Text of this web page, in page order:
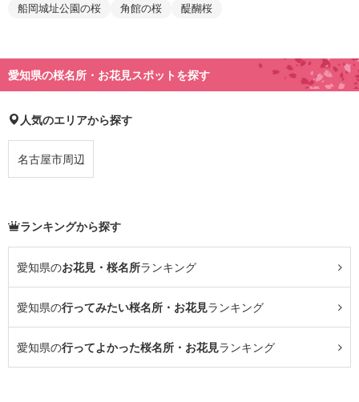
船岡城址公園の桜
角館の桜 醍醐桜
愛知県の桜名所・お花見スポットを探す
人気のエリアから探す
名古屋市周辺
ランキングから探す
愛知県のお花見・桜名所ランキング
愛知県の行ってみたい桜名所・お花見ランキング
愛知県の行ってよかった桜名所・お花見ランキング